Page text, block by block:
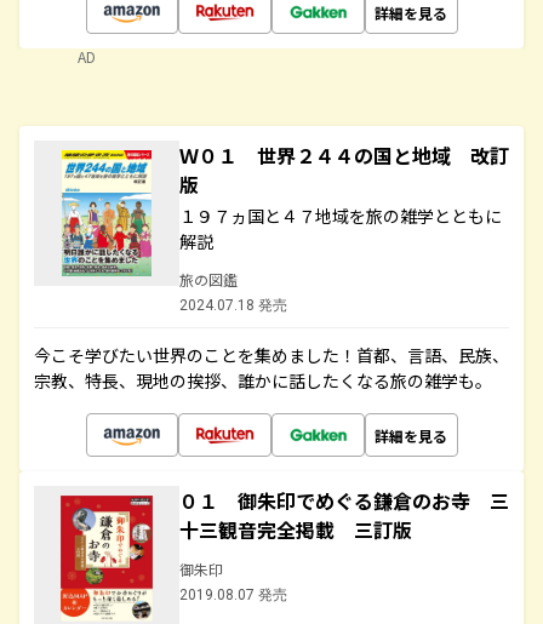
詳細を見る
AD
Ｗ０１ 世界２４４の国と地域 改訂
版
１９７ヵ国と４７地域を旅の雑学とともに
解説
旅の図鑑
2024.07.18 発売
今こそ学びたい世界のことを集めました！首都、言語、民族、
宗教、特長、現地の挨拶、誰かに話したくなる旅の雑学も。
詳細を見る
０１ 御朱印でめぐる鎌倉のお寺 三
十三観音完全掲載 三訂版
御朱印
2019.08.07 発売